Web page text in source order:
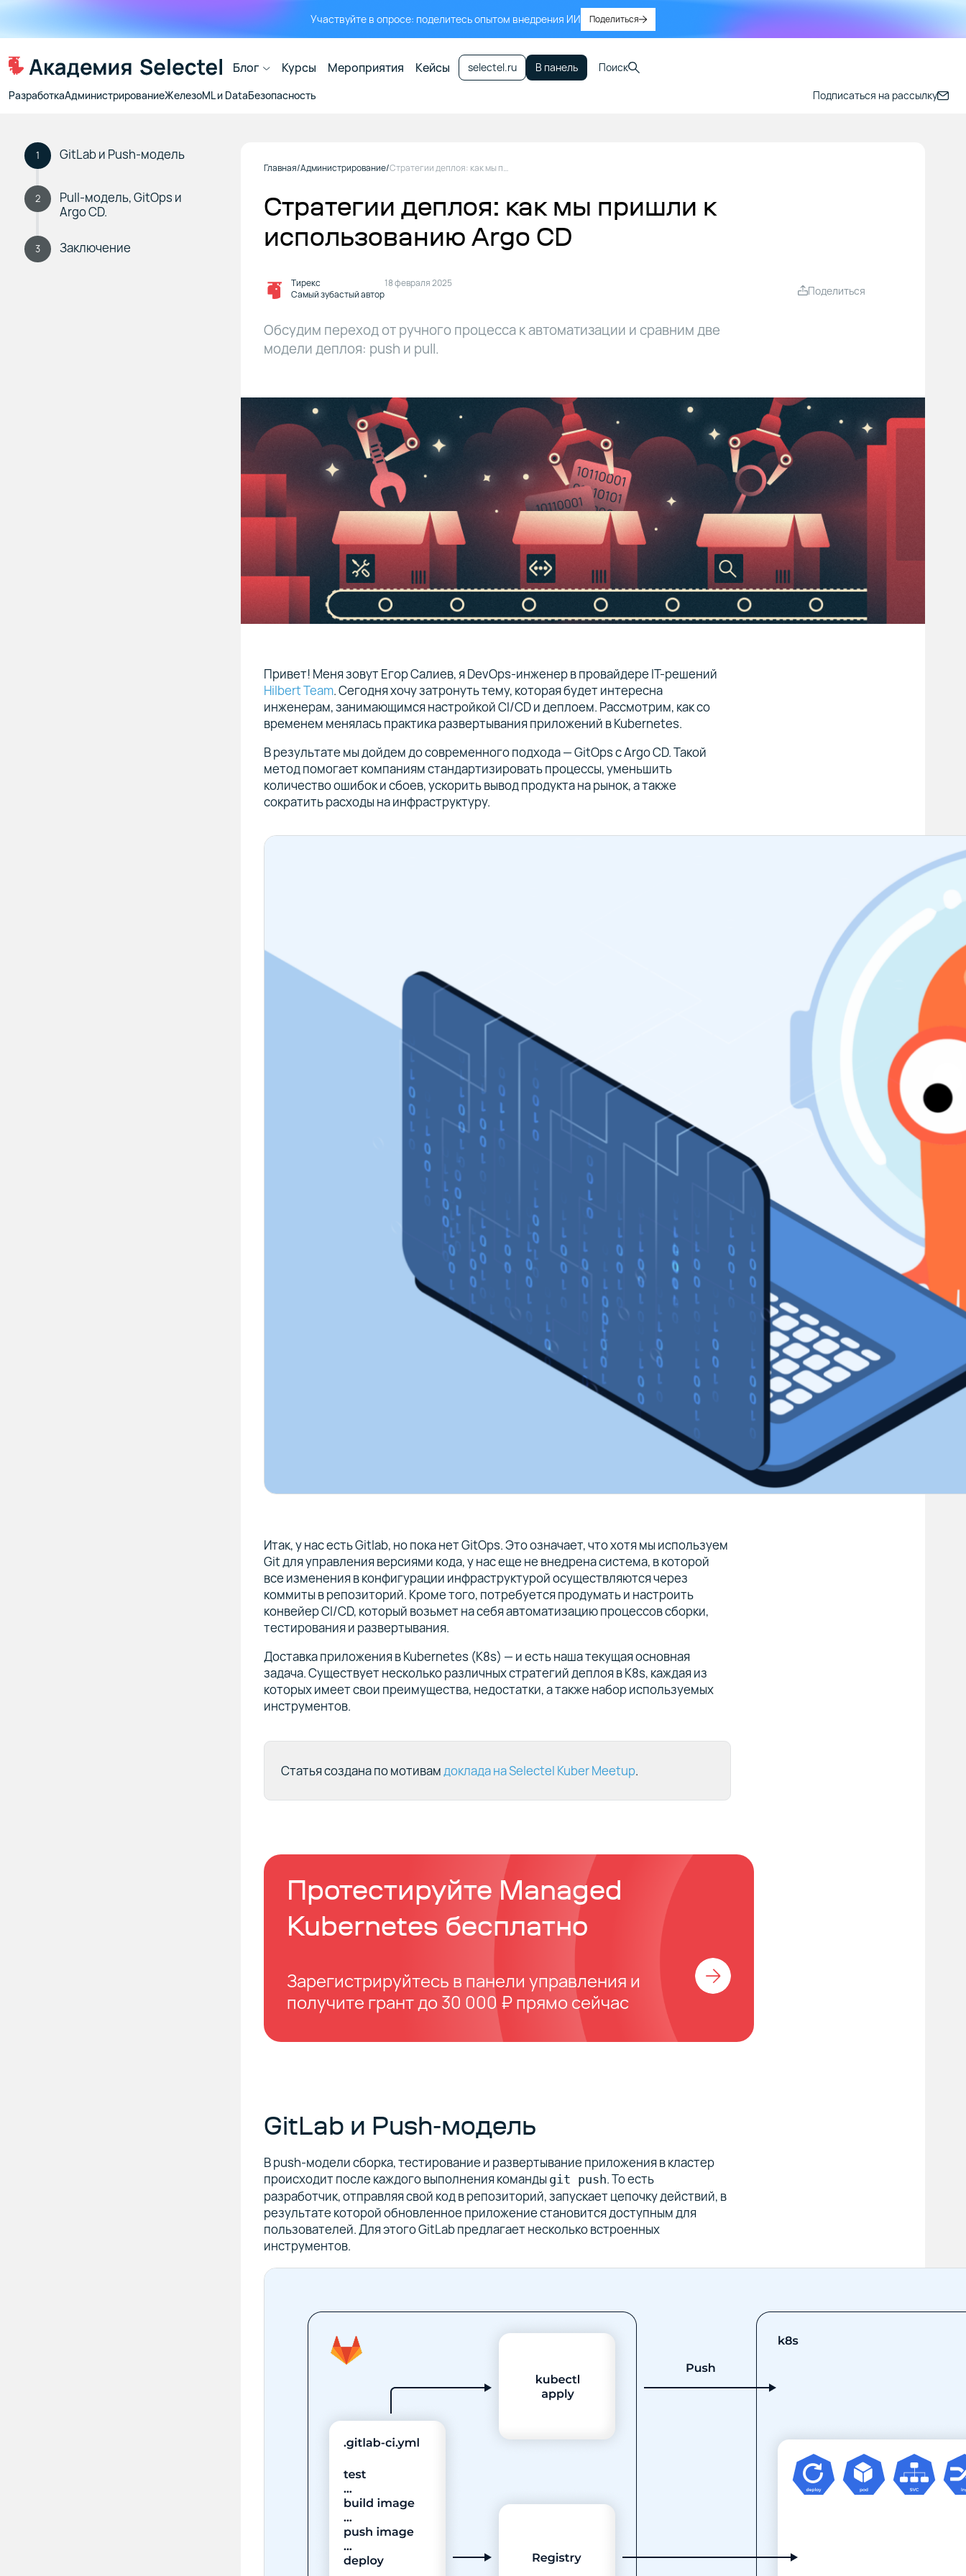
Участвуйте в опросе: поделитесь опытом внедрения ИИ Поделиться
Блог Курсы Мероприятия Кейсы selectel.ru В панель Поиск
РазработкаАдминистрированиеЖелезоML и DataБезопасность Подписаться на рассылку
1 GitLab и Push‑модель
2
Pull-модель, GitOps и
Argo CD.
3 Заключение
Главная Администрирование Стратегии деплоя: как мы пришли к использованию Argo CD
Стратегии деплоя: как мы пришли к
использованию Argo CD
Тирекс
Самый зубастый автор
18 февраля 2025
Поделиться
Обсудим переход от ручного процесса к автоматизации и сравним две
модели деплоя: push и pull.
Привет! Меня зовут Егор Салиев, я DevOps-инженер в провайдере IT-решений
Hilbert Team. Сегодня хочу затронуть тему, которая будет интересна
инженерам, занимающимся настройкой CI/CD и деплоем. Рассмотрим, как со
временем менялась практика развертывания приложений в Kubernetes.
В результате мы дойдем до современного подхода — GitOps с Argo CD. Такой
метод помогает компаниям стандартизировать процессы, уменьшить
количество ошибок и сбоев, ускорить вывод продукта на рынок, а также
сократить расходы на инфраструктуру.
Итак, у нас есть Gitlab, но пока нет GitOps. Это означает, что хотя мы используем
Git для управления версиями кода, у нас еще не внедрена система, в которой
все изменения в конфигурации инфраструктурой осуществляются через
коммиты в репозиторий. Кроме того, потребуется продумать и настроить
конвейер CI/CD, который возьмет на себя автоматизацию процессов сборки,
тестирования и развертывания.
Доставка приложения в Kubernetes (K8s) — и есть наша текущая основная
задача. Существует несколько различных стратегий деплоя в K8s, каждая из
которых имеет свои преимущества, недостатки, а также набор используемых
инструментов.
Статья создана по мотивамдоклада на Selectel Kuber Meetup.
Протестируйте Managed
Kubernetes бесплатно
Зарегистрируйтесь в панели управления и
получите грант до 30 000 ₽ прямо сейчас
GitLab и Push‑модель
В push‑модели сборка, тестирование и развертывание приложения в кластер
происходит после каждого выполнения команды git push. То есть
разработчик, отправляя свой код в репозиторий, запускает цепочку действий, в
результате которой обновленное приложение становится доступным для
пользователей. Для этого GitLab предлагает несколько встроенных
инструментов.